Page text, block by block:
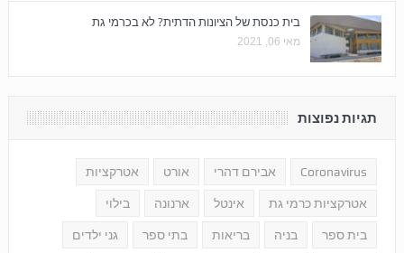
בית כנסת של הציונות הדתית? לא בכרמי גת
מאי 06, 2021
תגיות נפוצות
Coronavirus אבירם דהרי אורט אטרקציות
אטרקציות כרמי גת אינטל ארנונה בילוי
בית ספר בניה בריאות בתי ספר גני ילדים